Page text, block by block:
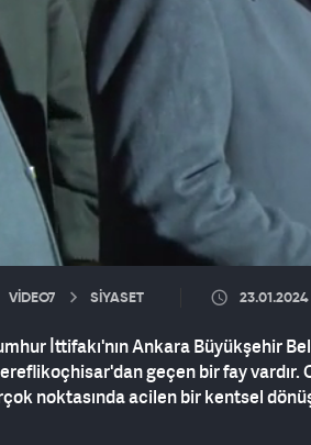
VIDEO7 SİYASET 23.01.2024
İttifakı'nın Ankara Büyükşehir
geçen bir fay vardır.
noktasında acilen bir kentsel